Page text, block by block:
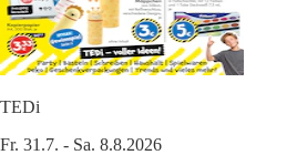
TEDi
Fr. 31.7. - Sa. 8.8.2026